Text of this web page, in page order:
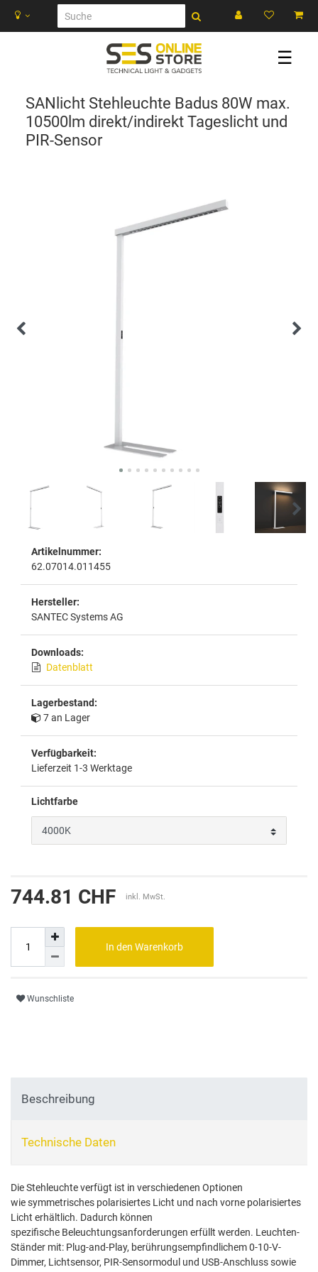
☰
SANlicht Stehleuchte Badus 80W max.
10500lm direkt/indirekt Tageslicht und
PIR-Sensor
Artikelnummer:
62.07014.011455
Hersteller:
SANTEC Systems AG
Downloads:
Datenblatt
Lagerbestand:
7 an Lager
Verfügbarkeit:
Lieferzeit 1-3 Werktage
Lichtfarbe
744.81 CHF inkl. MwSt.
In den Warenkorb
Wunschliste
Beschreibung
Technische Daten
Die Stehleuchte verfügt ist in verschiedenen Optionen
wie symmetrisches polarisiertes Licht und nach vorne polarisiertes
Licht erhältlich. Dadurch können
spezifische Beleuchtungsanforderungen erfüllt werden. Leuchten-
Ständer mit: Plug-and-Play, berührungsempfindlichem 0-10-V-
Dimmer, Lichtsensor, PIR-Sensormodul und USB-Anschluss sowie